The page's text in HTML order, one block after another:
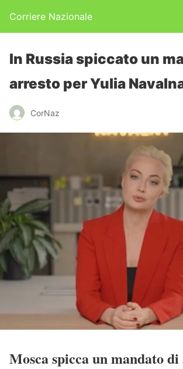
Corriere Nazionale
In Russia spiccato un
arresto per Yulia
CorNaz
Mosca spicca un mandato